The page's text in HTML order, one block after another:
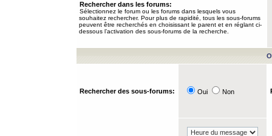
Rechercher dans les forums:
Sélectionnez le forum ou les forums dans lesquels vous
souhaitez rechercher. Pour plus de rapidité, tous les sous-forums
peuvent être recherchés en choisissant le parent et en réglant ci-
dessous l’activation des sous-forums de la recherche.
Rechercher des sous-forums: Oui Non